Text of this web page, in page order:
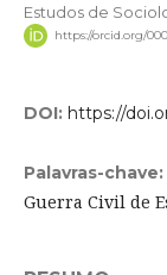
Estudos de
https://orcid.org/
DOI: https://
Palavras-chave:
Guerra Civil de